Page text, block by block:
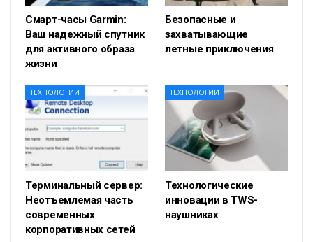
Смарт-часы Garmin:
Ваш надежный спутник
для активного образа
жизни
Безопасные и
захватывающие
летные приключения
ТЕХНОЛОГИИ
Терминальный сервер:
Неотъемлемая часть
современных
корпоративных сетей
ТЕХНОЛОГИИ
Технологические
инновации в TWS-
наушниках